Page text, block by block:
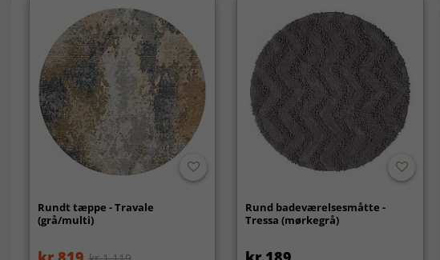
Rundt tæppe - Travale
(grå/multi)
Rund badeværelsesmåtte -
Tressa (mørkegrå)